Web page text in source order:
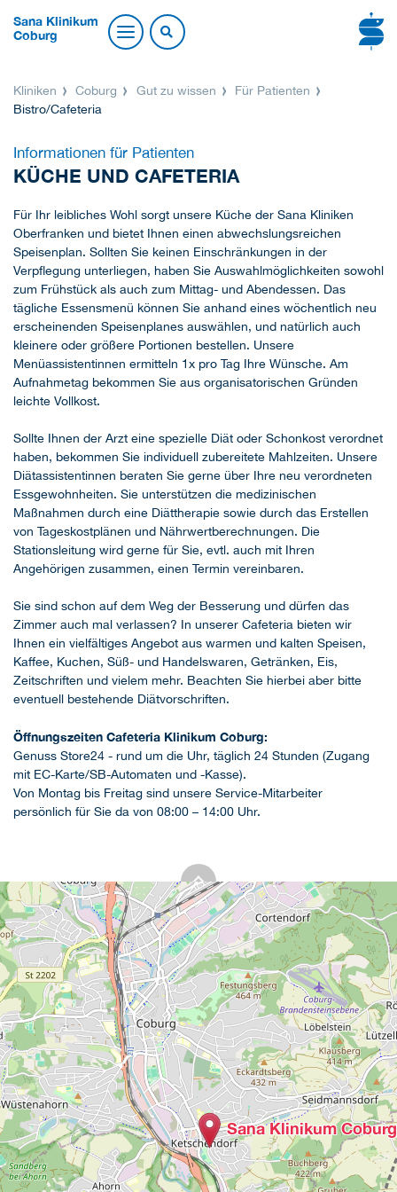
Sana Klinikum
Coburg
Kliniken Coburg Gut zu wissen
Für Patienten
Bistro/Cafeteria
Informationen für Patienten
KÜCHE UND CAFETERIA
Für Ihr leibliches Wohl sorgt unsere Küche der Sana Kliniken
Oberfranken und bietet Ihnen einen abwechslungsreichen
Speisenplan. Sollten Sie keinen Einschränkungen in der
Verpflegung unterliegen, haben Sie Auswahlmöglichkeiten sowohl
zum Frühstück als auch zum Mittag- und Abendessen. Das
tägliche Essensmenü können Sie anhand eines wöchentlich neu
erscheinenden Speisenplanes auswählen, und natürlich auch
kleinere oder größere Portionen bestellen. Unsere
Menüassistentinnen ermitteln 1x pro Tag Ihre Wünsche. Am
Aufnahmetag bekommen Sie aus organisatorischen Gründen
leichte Vollkost.
Sollte Ihnen der Arzt eine spezielle Diät oder Schonkost verordnet
haben, bekommen Sie individuell zubereitete Mahlzeiten. Unsere
Diätassistentinnen beraten Sie gerne über Ihre neu verordneten
Essgewohnheiten. Sie unterstützen die medizinischen
Maßnahmen durch eine Diättherapie sowie durch das Erstellen
von Tageskostplänen und Nährwertberechnungen. Die
Stationsleitung wird gerne für Sie, evtl. auch mit Ihren
Angehörigen zusammen, einen Termin vereinbaren.
Sie sind schon auf dem Weg der Besserung und dürfen das
Zimmer auch mal verlassen? In unserer Cafeteria bieten wir
Ihnen ein vielfältiges Angebot aus warmen und kalten Speisen,
Kaffee, Kuchen, Süß- und Handelswaren, Getränken, Eis,
Zeitschriften und vielem mehr. Beachten Sie hierbei aber bitte
eventuell bestehende Diätvorschriften.
Öffnungszeiten Cafeteria Klinikum Coburg:
Genuss Store24 - rund um die Uhr, täglich 24 Stunden (Zugang
mit EC-Karte/SB-Automaten und -Kasse).
Von Montag bis Freitag sind unsere Service-Mitarbeiter
persönlich für Sie da von 08:00 – 14:00 Uhr.
Sana Klinikum Coburg